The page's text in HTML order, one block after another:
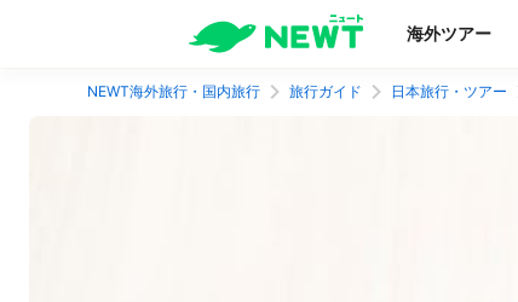
海外ツアー
NEWT海外旅行・国内旅行 旅行ガイド 日本旅行・ツアー